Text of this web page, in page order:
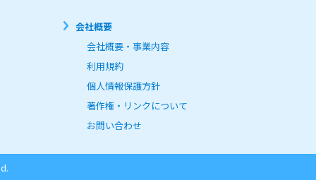
会社概要
会社概要・事業内容
利用規約
個人情報保護方針
著作権・リンクについて
お問い合わせ